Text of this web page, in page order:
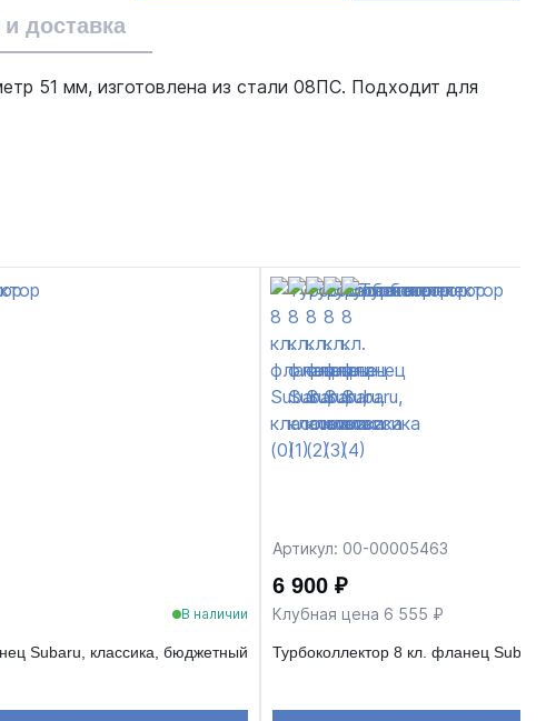
доставка
51 мм, изготовлена из стали 08ПС. Подходит для
В наличии
Subaru, классика, бюджетный
Артикул: 00-00005463
6 900 ₽
Клубная цена 6 555 ₽
Турбоколлектор 8 кл. фланец Subaru,